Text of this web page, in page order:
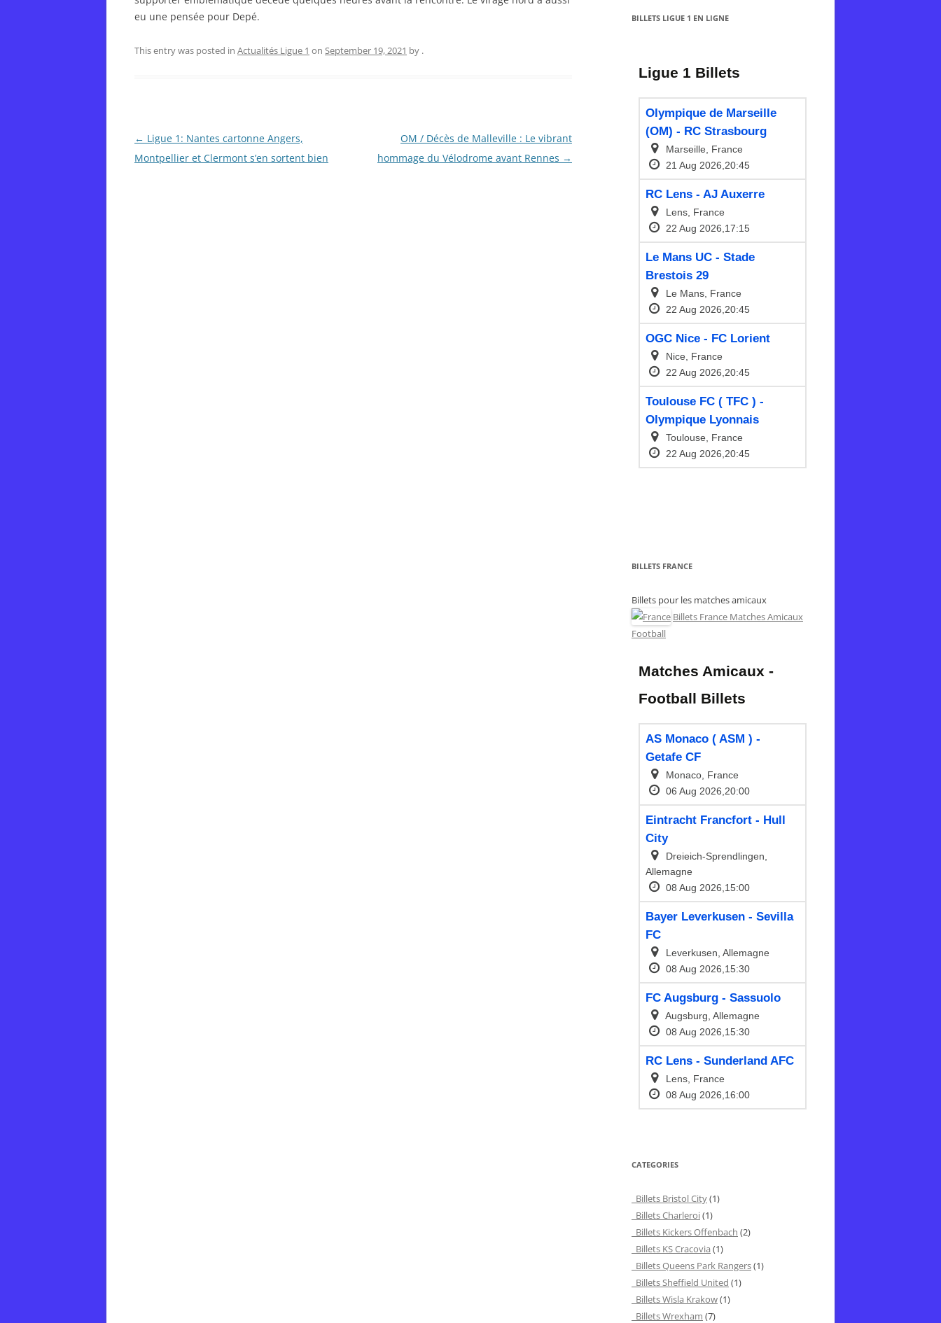
eu une pensée pour Depé.
This entry was posted in Actualités Ligue 1 on September 19, 2021 by .
Post
navigation
← Ligue 1: Nantes cartonne Angers,
Montpellier et Clermont s’en sortent bien
OM / Décès de Malleville : Le vibrant
hommage du Vélodrome avant Rennes →
BILLETS LIGUE 1 EN LIGNE
BILLETS FRANCE
Billets pour les matches amicaux
Billets France Matches Amicaux
Football
CATEGORIES
Billets Bristol City(1)
Billets Charleroi(1)
Billets Kickers Offenbach (2)
Billets KS Cracovia (1)
Billets Queens Park Rangers(1)
Billets Sheffield United (1)
Billets Wisla Krakow(1)
Billets Wrexham (7)